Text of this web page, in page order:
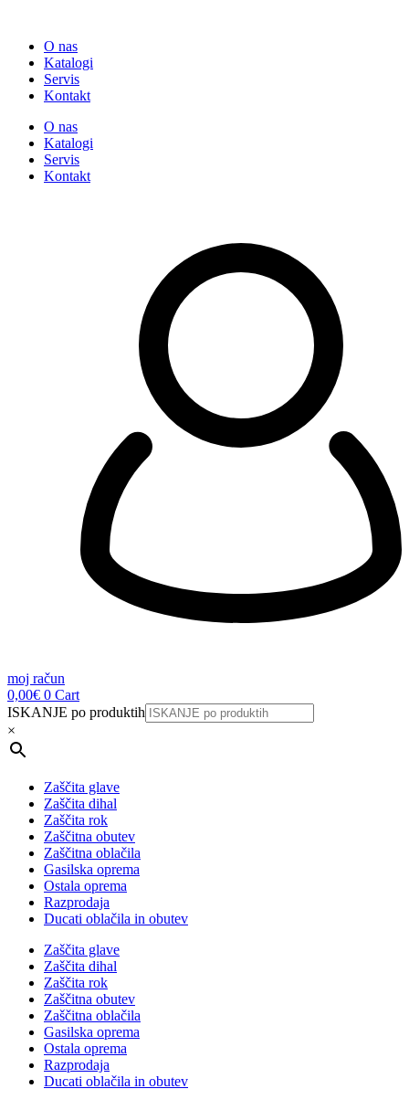
O nas
Katalogi
Servis
Kontakt
O nas
Katalogi
Servis
Kontakt
moj račun
0,00€ 0 Cart
ISKANJE po produktih
×
Zaščita glave
Zaščita dihal
Zaščita rok
Zaščitna obutev
Zaščitna oblačila
Gasilska oprema
Ostala oprema
Razprodaja
Ducati oblačila in obutev
Zaščita glave
Zaščita dihal
Zaščita rok
Zaščitna obutev
Zaščitna oblačila
Gasilska oprema
Ostala oprema
Razprodaja
Ducati oblačila in obutev